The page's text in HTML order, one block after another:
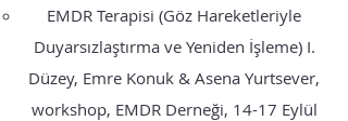
EMDR Terapisi (Göz Hareketleriyle
Duyarsızlaştırma ve Yeniden İşleme) I.
Düzey, Emre Konuk & Asena Yurtsever,
workshop, EMDR Derneği, 14-17 Eylül